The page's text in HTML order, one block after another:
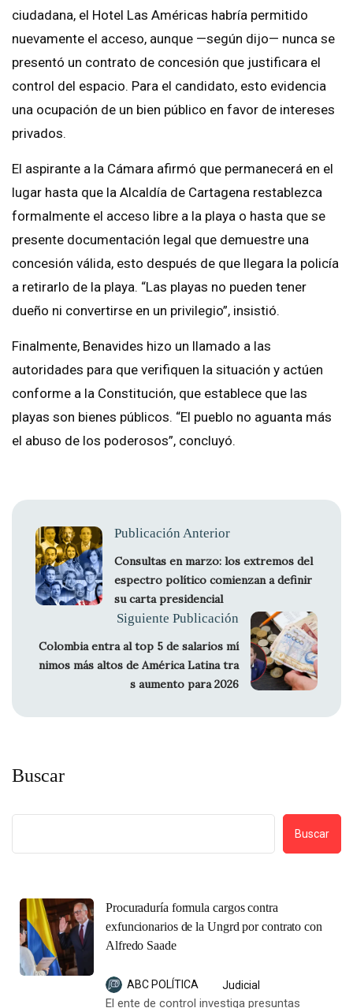
ciudadana, el Hotel Las Américas habría permitido
nuevamente el acceso, aunque —según dijo— nunca se
presentó un contrato de concesión que justificara el
control del espacio. Para el candidato, esto evidencia
una ocupación de un bien público en favor de intereses
privados.
El aspirante a la Cámara afirmó que permanecerá en el
lugar hasta que la Alcaldía de Cartagena restablezca
formalmente el acceso libre a la playa o hasta que se
presente documentación legal que demuestre una
concesión válida, esto después de que llegara la policía
a retirarlo de la playa. “Las playas no pueden tener
dueño ni convertirse en un privilegio”, insistió.
Finalmente, Benavides hizo un llamado a las
autoridades para que verifiquen la situación y actúen
conforme a la Constitución, que establece que las
playas son bienes públicos. “El pueblo no aguanta más
el abuso de los poderosos”, concluyó.
Publicación Anterior
Consultas en marzo: los extremos del
espectro político comienzan a definir
su carta presidencial
Siguiente Publicación
Colombia entra al top 5 de salarios mí
nimos más altos de América Latina tra
s aumento para 2026
Buscar
Buscar
Procuraduría formula cargos contra
exfuncionarios de la Ungrd por contrato con
Alfredo Saade
ABC POLÍTICA Judicial
El ente de control investiga presuntas